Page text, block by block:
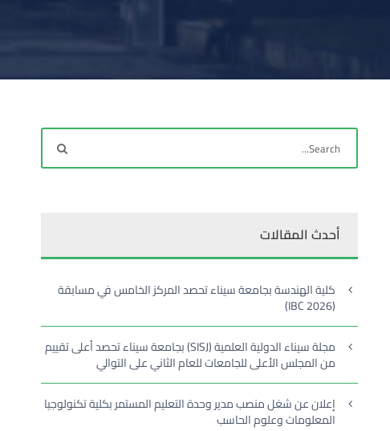
أحدث المقالات
كلية الهندسة بجامعة سيناء تحصد المركز الخامس في مسابقة
(IBC 2026)
مجلة سيناء الدولية العلمية (SISJ) بجامعة سيناء تحصد أعلى تقييم
من المجلس الأعلى للجامعات للعام الثاني على التوالي
إعلان عن شغل منصب مدير وحدة التعليم المستمر بكلية تكنولوجيا
المعلومات وعلوم الحاسب